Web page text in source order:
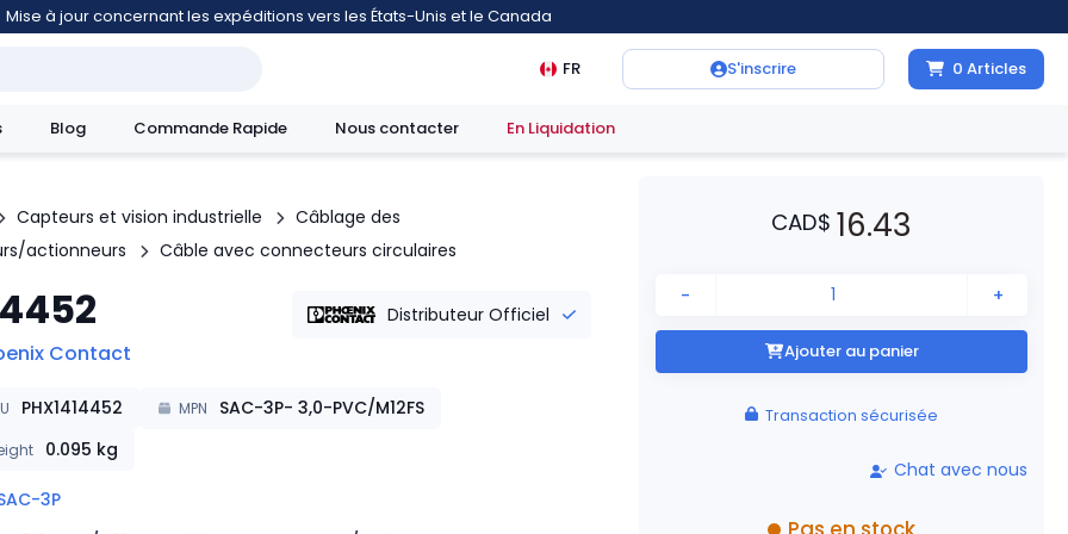
Mise à jour concernant les expéditions vers les États-Unis et le Canada
FR S'inscrire 0 Articles
Blog Commande Rapide Nous contacter En Liquidation
Capteurs et vision industrielle
Câblage des
actionneurs
Câble avec connecteurs circulaires
Distributeur Officiel
Contact
PHX1414452 MPN SAC-3P- 3,0-PVC/M12FS
0.095 kg
3P
CAD$ 16.43
- +
Ajouter au panier
Transaction sécurisée
Chat avec nous